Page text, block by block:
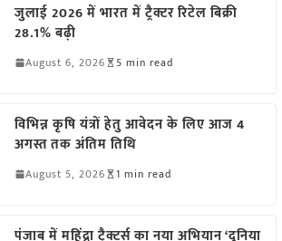
जुलाई 2026 में भारत में ट्रैक्टर रिटेल बिक्री
28.1% बढ़ी
August 6, 2026 5 min read
विभिन्न कृषि यंत्रों हेतु आवेदन के लिए आज 4
अगस्त तक अंतिम तिथि
August 5, 2026 1 min read
पंजाब में महिंद्रा ट्रैक्टर्स का नया अभियान ‘दुनिया